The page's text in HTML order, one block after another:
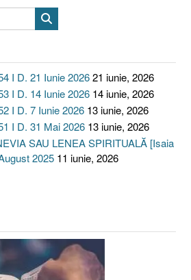
I D. 21 Iunie 202621 iunie, 2026
I D. 14 Iunie 2026 14 iunie, 2026
I D. 7 Iunie 2026 13 iunie, 2026
I D. 31 Mai 2026 13 iunie, 2026
SAU LENEA SPIRITUALĂ [Isaia
2025 11 iunie, 2026